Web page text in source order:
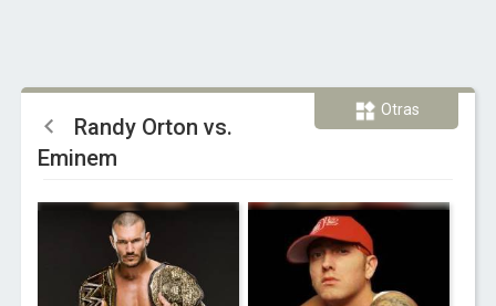
Otras
Randy Orton vs.
Eminem